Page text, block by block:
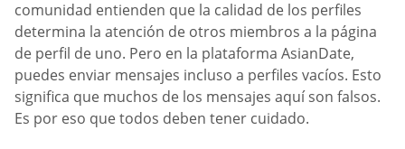
comunidad entienden que la calidad de los perfiles
determina la atención de otros miembros a la página
de perfil de uno. Pero en la plataforma AsianDate,
puedes enviar mensajes incluso a perfiles vacíos. Esto
significa que muchos de los mensajes aquí son falsos.
Es por eso que todos deben tener cuidado.